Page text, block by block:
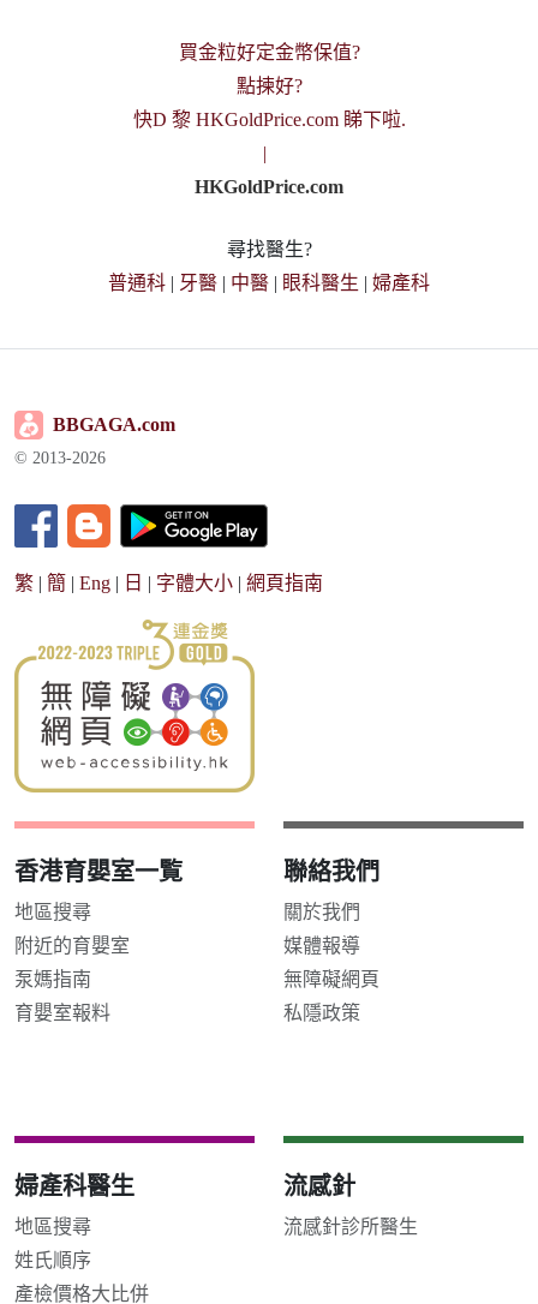
買金粒好定金幣保值?
點揀好?
快D 黎 HKGoldPrice.com 睇下啦.
|
HKGoldPrice.com
尋找醫生?
普通科 | 牙醫 | 中醫 | 眼科醫生 | 婦產科
BBGAGA.com
© 2013-2026
繁 | 簡 | Eng | 日 | 字體大小 | 網頁指南
香港育嬰室一覧
地區搜尋
附近的育嬰室
泵媽指南
育嬰室報料
聯絡我們
關於我們
媒體報導
無障礙網頁
私隱政策
婦產科醫生
地區搜尋
姓氏順序
產檢價格大比併
流感針
流感針診所醫生